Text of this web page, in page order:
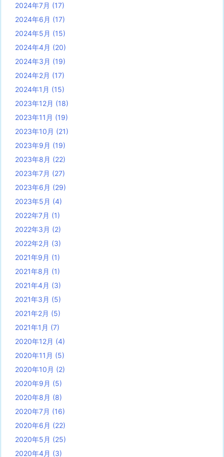
2024年7月 (17)
2024年6月 (17)
2024年5月 (15)
2024年4月 (20)
2024年3月 (19)
2024年2月 (17)
2024年1月 (15)
2023年12月 (18)
2023年11月 (19)
2023年10月 (21)
2023年9月 (19)
2023年8月 (22)
2023年7月 (27)
2023年6月 (29)
2023年5月 (4)
2022年7月 (1)
2022年3月 (2)
2022年2月 (3)
2021年9月 (1)
2021年8月 (1)
2021年4月 (3)
2021年3月 (5)
2021年2月 (5)
2021年1月 (7)
2020年12月 (4)
2020年11月 (5)
2020年10月 (2)
2020年9月 (5)
2020年8月 (8)
2020年7月 (16)
2020年6月 (22)
2020年5月 (25)
2020年4月 (3)